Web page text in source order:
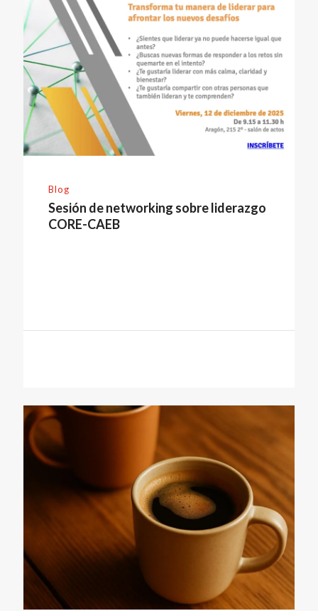
Blog
Sesión de networking sobre liderazgo
CORE-CAEB